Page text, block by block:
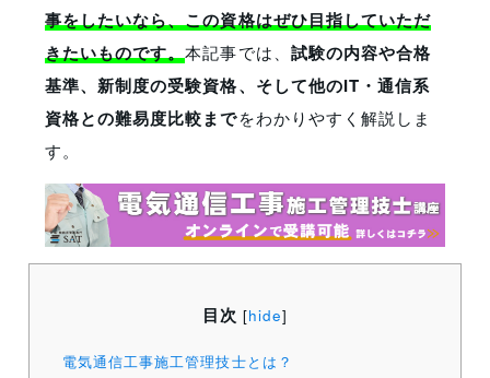
事をしたいなら、この資格はぜひ目指していただ
きたいものです。本記事では、 試験の内容や合格
基準、新制度の受験資格、そして他のIT・通信系
資格との難易度比較までをわかりやすく解説しま
す。
目次 [hide]
電気通信工事施工管理技士とは？